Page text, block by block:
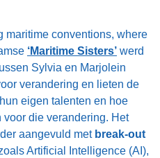
maritime conventions, where
‘Maritime Sisters’ werd
Sylvia en Marjolein
verandering en lieten de
eigen talenten en hoe
die verandering. Het
aangevuld met break-out
Artificial Intelligence (AI),